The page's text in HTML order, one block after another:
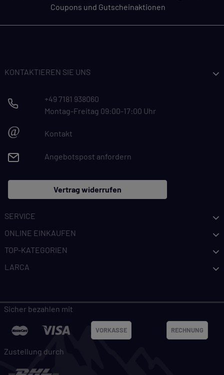
Coupons und Gutscheinaktionen
KONTAKTIEREN SIE UNS
+49 7181 938060
Montag-Freitag 09:00-17:00 Uhr
@ Kontakt
Angebotspost anfordern
Vertrag widerrufen
SERVICE
ONLINE EINKAUFEN
TOP-KATEGORIEN
LARCA
Sicher bezahlen mit
VORKASSE RECHNUNG
Zustellung durch